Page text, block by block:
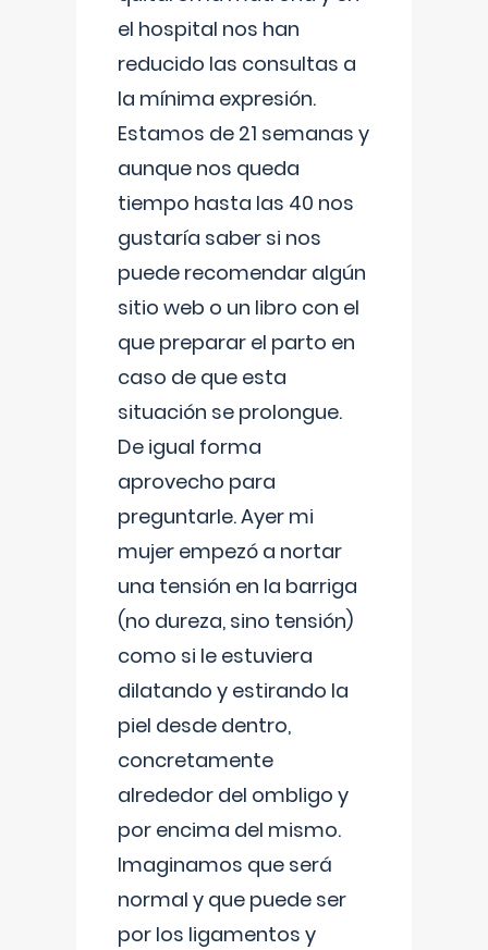
el hospital nos han
reducido las consultas a
la mínima expresión.
Estamos de 21 semanas y
aunque nos queda
tiempo hasta las 40 nos
gustaría saber si nos
puede recomendar algún
sitio web o un libro con el
que preparar el parto en
caso de que esta
situación se prolongue.
De igual forma
aprovecho para
preguntarle. Ayer mi
mujer empezó a nortar
una tensión en la barriga
(no dureza, sino tensión)
como si le estuviera
dilatando y estirando la
piel desde dentro,
concretamente
alrededor del ombligo y
por encima del mismo.
Imaginamos que será
normal y que puede ser
por los ligamentos y